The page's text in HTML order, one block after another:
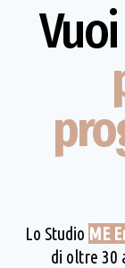
Lo Studio ME
di oltre 30